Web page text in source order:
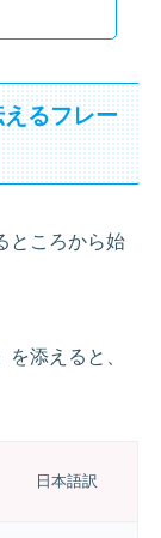
るフレー
ところから始
添えると、
日本語訳